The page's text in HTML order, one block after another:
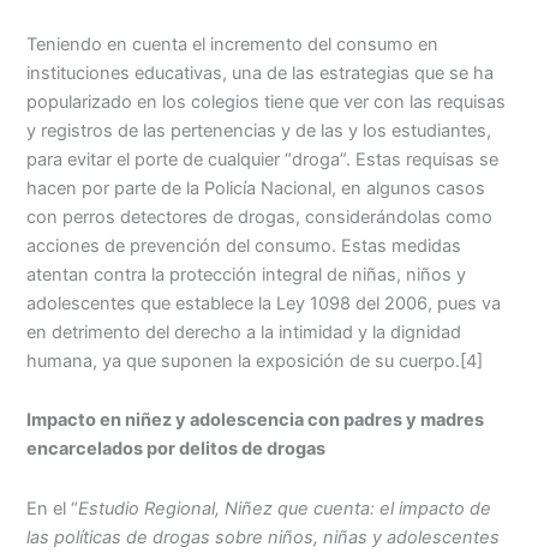
Teniendo en cuenta el incremento del consumo en
instituciones educativas, una de las estrategias que se ha
popularizado en los colegios tiene que ver con las requisas
y registros de las pertenencias y de las y los estudiantes,
para evitar el porte de cualquier “droga”. Estas requisas se
hacen por parte de la Policía Nacional, en algunos casos
con perros detectores de drogas, considerándolas como
acciones de prevención del consumo. Estas medidas
atentan contra la protección integral de niñas, niños y
adolescentes que establece la Ley 1098 del 2006, pues va
en detrimento del derecho a la intimidad y la dignidad
humana, ya que suponen la exposición de su cuerpo. [4]
Impacto en niñez y adolescencia con padres y madres
encarcelados por delitos de drogas
En el “Estudio Regional, Niñez que cuenta: el impacto de
las políticas de drogas sobre niños, niñas y adolescentes